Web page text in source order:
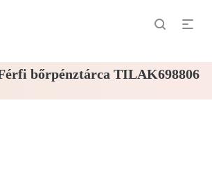
bőrpénztárca TILAK698806